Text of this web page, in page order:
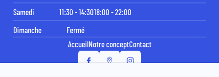
Samedi
11:30 - 14:3018:00 - 22:00
Dimanche
Fermé
AccueilNotre conceptContact